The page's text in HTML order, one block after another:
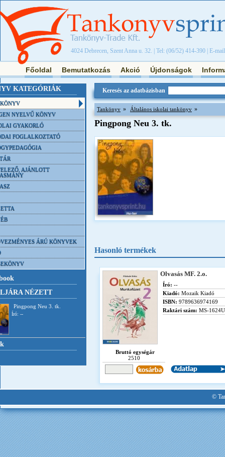
4024 Debrecen, Szent Anna u. 32. | Tel: (06/52) 414-390 | E-
Főoldal Bemutatkozás Akció Újdonságok
KATEGÓRIÁK
NYELVŰ KÖNYV
GYAKORLÓ
FOGLALKOZTATÓ
AJÁNLOTT
ÁRÚ KÖNYVEK
NÉZETT
Pingpong Neu 3. tk.
Író: --
Keresés az adatbázisban
Tankönyv » Általános iskolai tankönyv »
Pingpong Neu 3. tk.
Hasonló termékek
Olvasás MF. 2.o.
Író: --
Kiadó: Mozaik Kiadó
ISBN: 9789636974169
Raktári szám: MS-1624U
Bruttó egységár
2510
©